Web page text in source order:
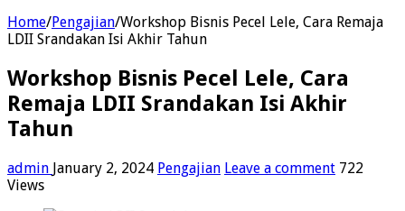
Home/Pengajian/Workshop Bisnis Pecel Lele, Cara Remaja
LDII Srandakan Isi Akhir Tahun
Workshop Bisnis Pecel Lele, Cara
Remaja LDII Srandakan Isi Akhir
Tahun
admin January 2, 2024 Pengajian Leave a comment 722
Views